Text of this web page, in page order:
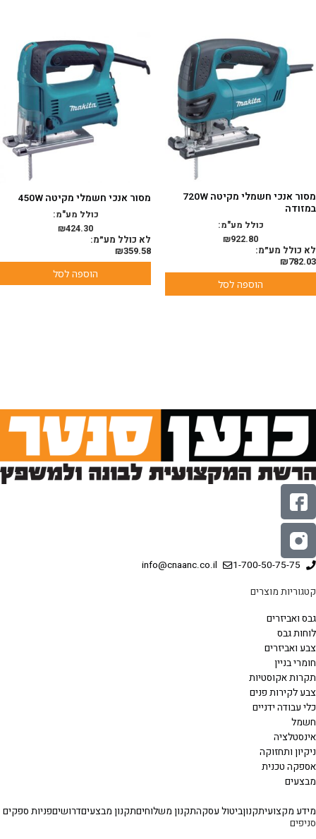
מסור אנכי חשמלי מקיטה 720W
במזודה
₪922.80
כולל מע"מ:
לא כולל מע״מ:
₪782.03
הוספה לסל
מסור אנכי חשמלי מקיטה 450W
₪424.30
כולל מע"מ:
לא כולל מע״מ:
₪359.58
הוספה לסל
1-700-50-75-75
info@cnaanc.co.il
קטגוריות מוצרים
גבס ואביזרים
לוחות גבס
צבע ואביזרים
חומרי בניין
תקרות אקוסטיות
צבע לקירות פנים
כלי עבודה ידניים
חשמל
אינסטלציה
ניקיון ותחזוקה
אספקה טכנית
מבצעים
מידע מקצועיתקנוןביטול עסקהתקנון משלוחיםתקנון מבצעיםדרושיםפניות ספקים
סניפים